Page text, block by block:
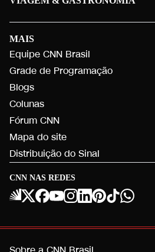
CNN NAS REDES
MAIS
Equipe CNN Brasil
Grade de Programação
Blogs
Colunas
Fórum CNN
Mapa do site
Distribuição do Sinal